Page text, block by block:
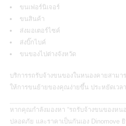
ขนเฟอร์นิเจอร์
ขนสินค้า
ส่งมอเตอร์ไซค์
ส่งบิ๊กไบค์
ขนของไปต่างจังหวัด
บริการรถรับจ้างขนของในหนองคายสามา
ให้การขนย้ายของคุณง่ายขึ้น ประหยัดเวล
หากคุณกำลังมองหา “รถรับจ้างขนของหนอ
ปลอดภัย และราคาเป็นกันเอง Dinomove